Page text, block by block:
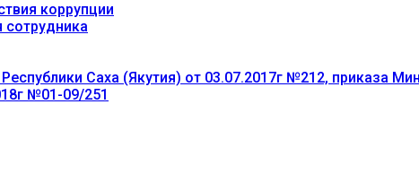
коррупции
сотрудника
Саха (Якутия) от 03.07.2017г №212, приказа
№01-09/251